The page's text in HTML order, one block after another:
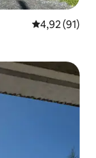
4,92 de uma
4,92 (91)